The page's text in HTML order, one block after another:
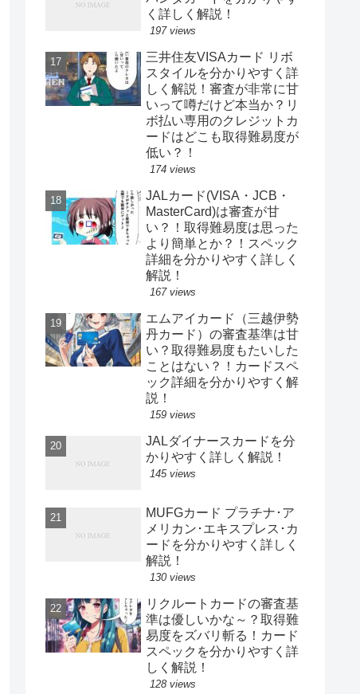
く詳しく解説！
197 views
三井住友VISAカード リボ
スタイルを分かりやすく詳
しく解説！審査が非常に甘
いって噂だけど本当か？リ
ボ払い専用のクレジットカ
ードはどこも取得難易度が
低い？！
174 views
JALカード(VISA・JCB・
MasterCard)は審査が甘
い？！取得難易度は思った
より簡単とか？！スペック
詳細を分かりやすく詳しく
解説！
167 views
エムアイカード（三越伊勢
丹カード）の審査基準は甘
い？取得難易度もたいした
ことはない？！カードスペ
ック詳細を分かりやすく解
説！
159 views
JALダイナースカードを分
かりやすく詳しく解説！
145 views
MUFGカード プラチナ･ア
メリカン･エキスプレス･カ
ードを分かりやすく詳しく
解説！
130 views
リクルートカードの審査基
準は優しいかな～？取得難
易度をズバリ斬る！カード
スペックを分かりやすく詳
しく解説！
128 views